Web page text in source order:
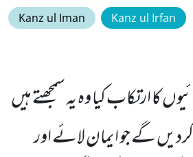
Kanz ul Iman Kanz ul Irfan
کا ارتکاب کیا وہ یہ سمجھتے ہیں
گے جو ایمان لائے اور